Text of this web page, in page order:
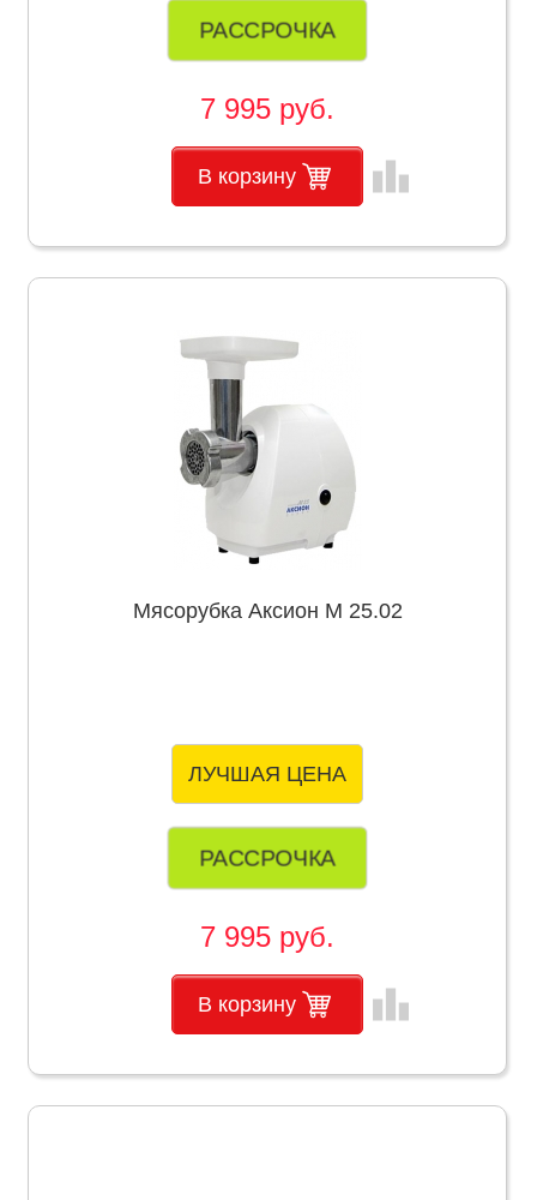
РАССРОЧКА
7 995 руб.
В корзину leaderboard
Мясорубка Аксион М 25.02
ЛУЧШАЯ ЦЕНА
РАССРОЧКА
7 995 руб.
В корзину leaderboard